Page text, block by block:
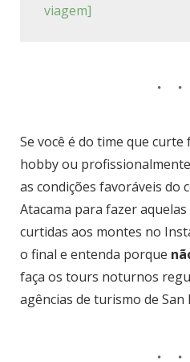
viagem]
Se você é do time que
hobby ou
as condições favoráveis do
Atacama para fazer
curtidas aos montes no
o final e entenda porque
faça os tours noturnos
agências de turismo de San